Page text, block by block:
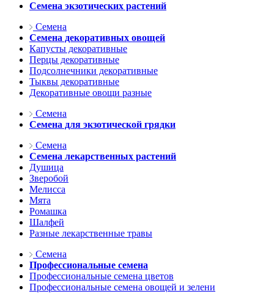
Семена экзотических растений
Семена
Семена декоративных овощей
Капусты декоративные
Перцы декоративные
Подсолнечники декоративные
Тыквы декоративные
Декоративные овощи разные
Семена
Семена для экзотической грядки
Семена
Семена лекарственных растений
Душица
Зверобой
Мелисса
Мята
Ромашка
Шалфей
Разные лекарственные травы
Семена
Профессиональные семена
Профессиональные семена цветов
Профессиональные семена овощей и зелени